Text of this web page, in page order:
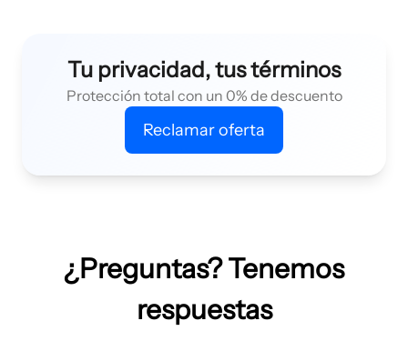
Tu privacidad, tus términos
Protección total con un 0% de descuento
Reclamar oferta
¿Preguntas? Tenemos
respuestas